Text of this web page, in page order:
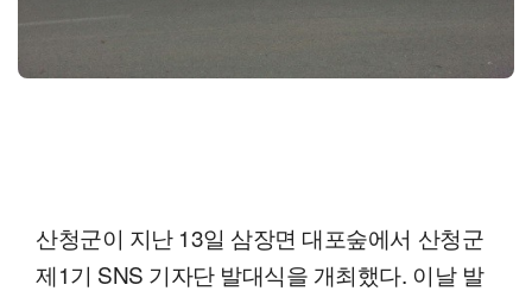
산청군이 지난 13일 삼장면 대포숲에서 산청군
제1기 SNS 기자단 발대식을 개최했다. 이날 발